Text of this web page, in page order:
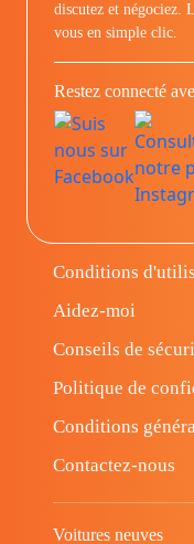
discutez et négociez.
vous en simple clic.
Restez connecté
Conditions
Aidez-moi
Conseils de
Politique de
Conditions
Contactez-nous
Voitures neuves